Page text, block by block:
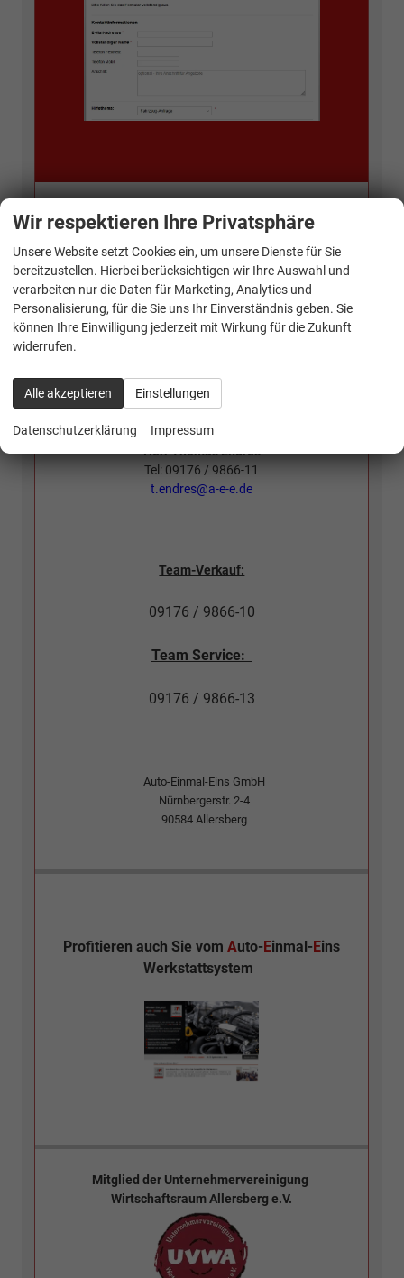
Kontakt Verkauf:
Herr Thomas Endres
Tel: 09176 / 9866-11
t.endres@a-e-e.de
Team-Verkauf:
09176 / 9866-10
Team Service:
09176 / 9866-13
Auto-Einmal-Eins GmbH
Nürnbergerstr. 2-4
90584 Allersberg
Profitieren auch Sie vomAuto-Einmal-Eins
Werkstattsystem
Mitglied der Unternehmervereinigung
Wirtschaftsraum Allersberg e.V.
Wir respektieren Ihre Privatsphäre
Unsere Website setzt Cookies ein, um unsere Dienste für Sie
bereitzustellen. Hierbei berücksichtigen wir Ihre Auswahl und
verarbeiten nur die Daten für Marketing, Analytics und
Personalisierung, für die Sie uns Ihr Einverständnis geben. Sie
können Ihre Einwilligung jederzeit mit Wirkung für die Zukunft
widerrufen.
Alle akzeptieren Einstellungen
Datenschutzerklärung Impressum